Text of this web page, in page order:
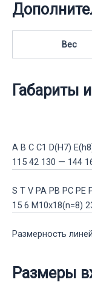
Вес
Габариты
A B C C1 D(H7)
115 42 130 — 144
S T V PA PB PC PE
15 6 M10x18(n=8)
Размерность
Размеры